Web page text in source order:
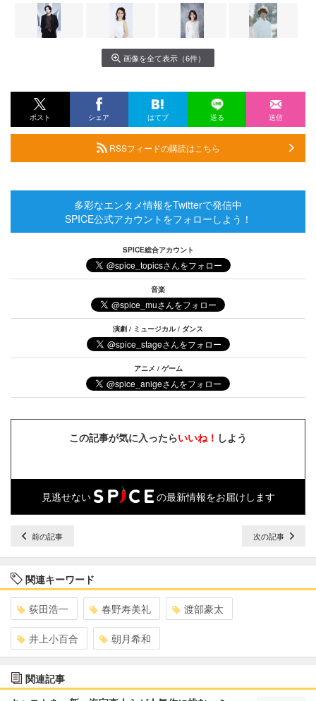
画像を全て表示（6件）
ポスト シェア はてブ 送る 送信
RSSフィードの購読はこちら
多彩なエンタメ情報をTwitterで発信中
SPICE公式アカウントをフォローしよう！
SPICE総合アカウント
音楽
演劇 / ミュージカル / ダンス
アニメ / ゲーム
この記事が気に入ったらいいね！ しよう
見逃せない の最新情報をお届けします
前の記事 次の記事
関連キーワード
荻田浩一 春野寿美礼 渡部豪太
井上小百合 朝月希和
関連記事